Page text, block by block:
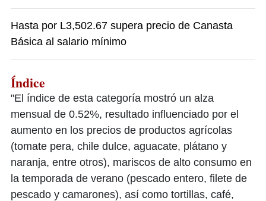
Hasta por L3,502.67 supera precio de Canasta
Básica al salario mínimo
Índice
"El índice de esta categoría mostró un alza
mensual de 0.52%, resultado influenciado por el
aumento en los precios de productos agrícolas
(tomate pera, chile dulce, aguacate, plátano y
naranja, entre otros), mariscos de alto consumo en
la temporada de verano (pescado entero, filete de
pescado y camarones), así como tortillas, café,